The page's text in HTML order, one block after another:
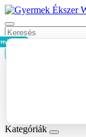
- 0Ft
Kategóriák